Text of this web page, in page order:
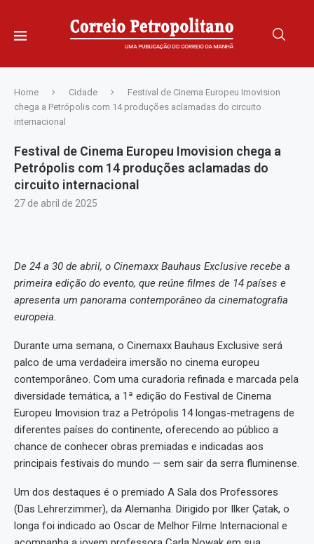
Home Cidade
Festival de Cinema Europeu Imovision
chega a Petrópolis com 14 produções aclamadas do circuito
internacional
Festival de Cinema Europeu Imovision chega a
Petrópolis com 14 produções aclamadas do
circuito internacional
27 de abril de 2025
De 24 a 30 de abril, o Cinemaxx Bauhaus Exclusive recebe a
primeira edição do evento, que reúne filmes de 14 países e
apresenta um panorama contemporâneo da cinematografia
europeia.
Durante uma semana, o Cinemaxx Bauhaus Exclusive será
palco de uma verdadeira imersão no cinema europeu
contemporâneo. Com uma curadoria refinada e marcada pela
diversidade temática, a 1ª edição do Festival de Cinema
Europeu Imovision traz a Petrópolis 14 longas-metragens de
diferentes países do continente, oferecendo ao público a
chance de conhecer obras premiadas e indicadas aos
principais festivais do mundo — sem sair da serra fluminense.
Um dos destaques é o premiado A Sala dos Professores
(Das Lehrerzimmer), da Alemanha. Dirigido por Ilker Çatak, o
longa foi indicado ao Oscar de Melhor Filme Internacional e